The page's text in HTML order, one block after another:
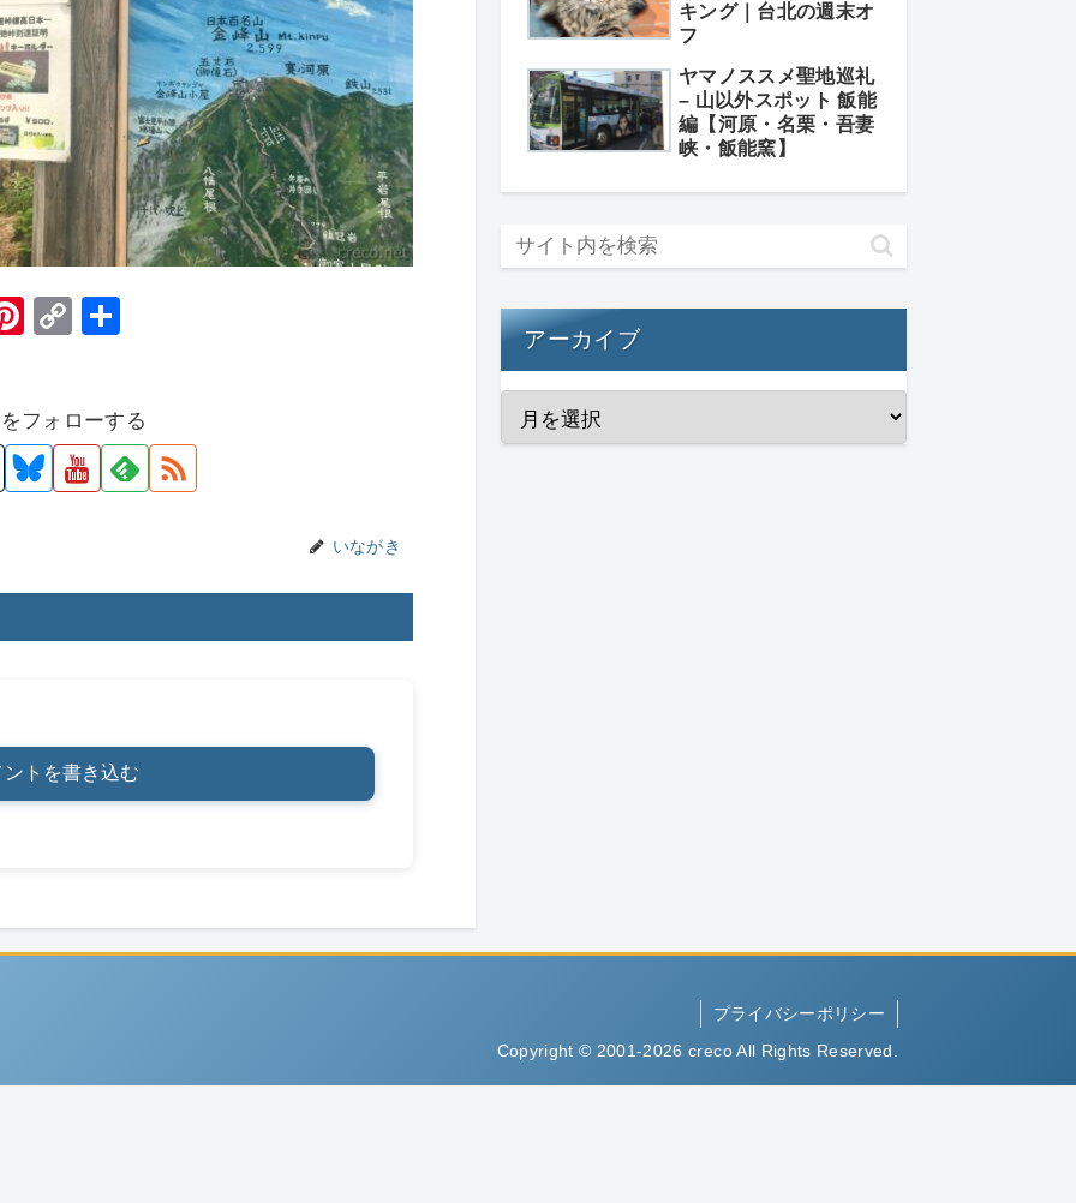
Pi
e
st
C
y
Li
フォローする
いながき
ントを書き込む
キング｜台北の週末オ
フ
ヤマノススメ聖地巡礼
– 山以外スポット 飯能
編【河原・名栗・吾妻
峡・飯能窯】
アーカイブ
プライバシーポリシー
Copyright © 2001-2026 creco All Rights Reserved.